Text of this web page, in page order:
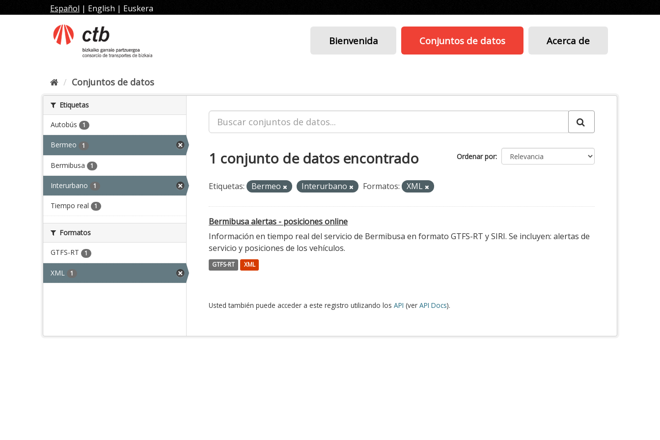
al
Español | English | Euskera
Bienvenida Conjuntos de datos Acerca de
Conjuntos de datos
Etiquetas
Autobús 1
Bermeo 1
Bermibusa 1
Interurbano 1
Tiempo real 1
Formatos
GTFS-RT 1
XML 1
Ordenar por
1 conjunto de datos encontrado
Etiquetas: Bermeo Interurbano Formatos: XML
Bermibusa alertas - posiciones online
Información en tiempo real del servicio de Bermibusa en formato GTFS-RT y SIRI. Se incluyen: alertas de
servicio y posiciones de los vehículos.
GTFS-RT XML
Usted también puede acceder a este registro utilizando los API (ver API Docs).